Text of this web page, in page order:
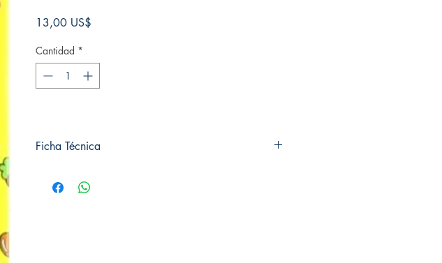
13,00 US$
Cantidad *
Ficha Técnica
Editorial: GLENAT